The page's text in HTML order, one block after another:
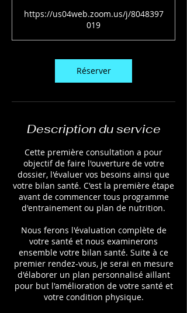
m
n
https://us04web.zoom.us/j/8048397
019
Réserver
Description du service
Cette première consultation a pour
objectif de faire l'ouverture de votre
dossier, l'évaluer vos besoins ainsi que
votre bilan santé. C'est la première étape
avant de commencer tous programme
d'entrainement ou plan de nutrition.
Nous ferons l'évaluation complète de
votre santé et nous examinerons
ensemble votre bilan santé. Suite à ce
premier rendez-vous, je serai en mesure
d'élaborer un plan personnalisé aillant
pour but l'amélioration de votre santé et
votre condition physique.